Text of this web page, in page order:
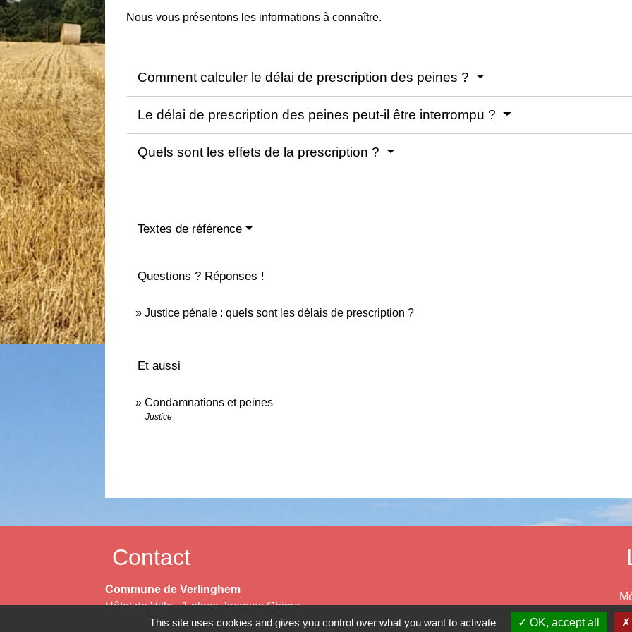
Nous vous présentons les informations à connaître.
Comment calculer le délai de prescription des peines ?
Le délai de prescription des peines peut-il être interrompu ?
Quels sont les effets de la prescription ?
Textes de référence
Questions ? Réponses !
Justice pénale : quels sont les délais de prescription ?
Et aussi
Condamnations et peines
Justice
Contact
Commune de Verlinghem
Hôtel de Ville - 1 place Jacques Chirac
59237 Verlinghem - FRANCE
This site uses cookies and gives you control over what you want to activate OK, accept all